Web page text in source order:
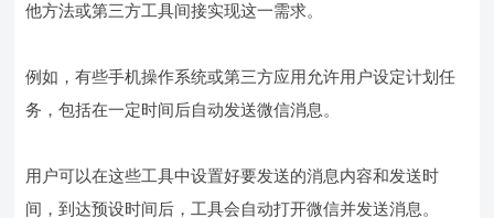
他方法或第三方工具间接实现这一需求。
例如，有些手机操作系统或第三方应用允许用户设定计划任
务，包括在一定时间后自动发送微信消息。
用户可以在这些工具中设置好要发送的消息内容和发送时
间，到达预设时间后，工具会自动打开微信并发送消息。